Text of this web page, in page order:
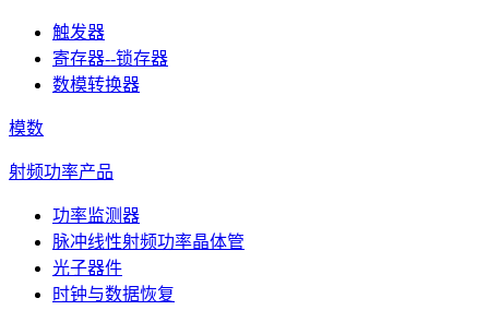
触发器
寄存器--锁存器
数模转换器
模数
射频功率产品
功率监测器
脉冲线性射频功率晶体管
光子器件
时钟与数据恢复